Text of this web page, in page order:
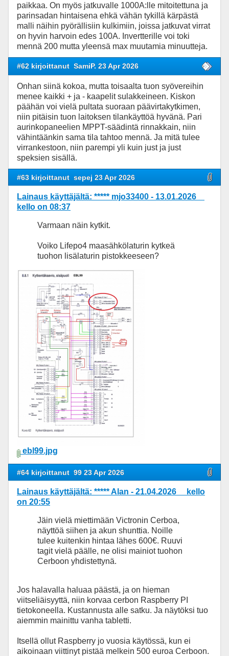
paikkaa. On myös jatkuvalle 1000A:lle mitoitettuna ja
parinsadan hintaisena ehkä vähän tykillä kärpästä
malli näihin pyörällisiin kulkimiin, joissa jatkuvat virrat
on hyvin harvoin edes 100A. Invertterille voi toki
mennä 200 mutta yleensä max muutamia minuutteja.
#62 kirjoittanut SamiP. 23 Apr 2026
Onhan siinä kokoa, mutta toisaalta tuon syövereihin
menee kaikki + ja - kaapelit sulakkeineen. Kiskon
päähän voi vielä pultata suoraan päävirtakytkimen,
niin pitäisin tuon laitoksen tilankäyttöä hyvänä. Pari
aurinkopaneelien MPPT-säädintä rinnakkain, niin
vähintäänkin sama tila tahtoo mennä. Ja mitä tulee
virrankestoon, niin parempi yli kuin just ja just
speksien sisällä.
#63 kirjoittanut sepej 23 Apr 2026
Lainaus käyttäjältä: ***** mjo33400 - 13.01.2026
kello on 08:37
Varmaan näin kytkit.
Voiko Lifepo4 maasähkölaturin kytkeä
tuohon lisälaturin pistokkeeseen?
ebl99.jpg
#64 kirjoittanut 99 23 Apr 2026
Lainaus käyttäjältä: ***** Alan - 21.04.2026 kello
on 20:55
Jäin vielä miettimään Victronin Cerboa,
näyttöä siihen ja akun shunttia. Noille
tulee kuitenkin hintaa lähes 600€. Ruuvi
tagit vielä päälle, ne olisi mainiot tuohon
Cerboon yhdistettynä.
Jos halavalla haluaa päästä, ja on hieman
viitseliäisyyttä, niin korvaa cerbon Raspberry PI
tietokoneella. Kustannusta alle satku. Ja näytöksi tuo
aiemmin mainittu vanha tabletti.
Itsellä ollut Raspberry jo vuosia käytössä, kun ei
aikoinaan viittinyt pistää melkein 500 euroa Cerboon.